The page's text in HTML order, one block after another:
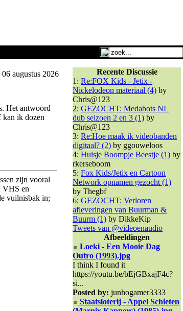
augustus 2026
Het antwoord
kan ik dozen
zijn vooral
VHS en
vuilnisbak in;
Recente Discussie
1: Re:FOX Kids - Jetix -
Nickelodeon materiaal (4) by
Chris@123
2: GEZOCHT: Medabots NL
dub seizoen 2 en 3 (1) by
Chris@123
3: Re:Hoe maak ik videobanden
digitaal? (2) by ggouweloos
4: Huisje Boompje Beestje (1) by
rkerseboom
5: Fox Kids/Jetix en Cartoon
Network opnamen gezocht (1)
by Thegbf
6: GEZOCHT: Verloren
afleveringen van Buurman &
Buurm (1) by DikkeKip
Tweets van @videoenaudio
Afbeeldingen
Loeki - Een Mooie Dag
Outro (1993).jpg
I think I found it
https://youtu.be/bEjGBxajF4c?
si...
Posted by: junhogamer3333
Staatsloterij - Appel Schieten